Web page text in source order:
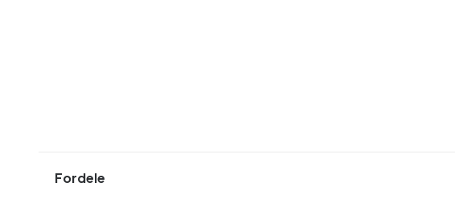
Fordele